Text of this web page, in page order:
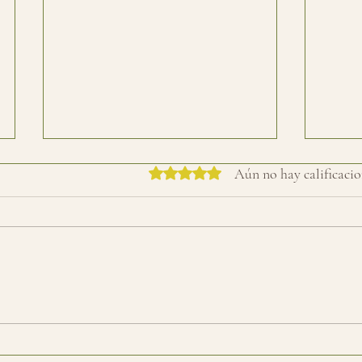
Obtuvo 0 de 5 estrellas.
Aún no hay